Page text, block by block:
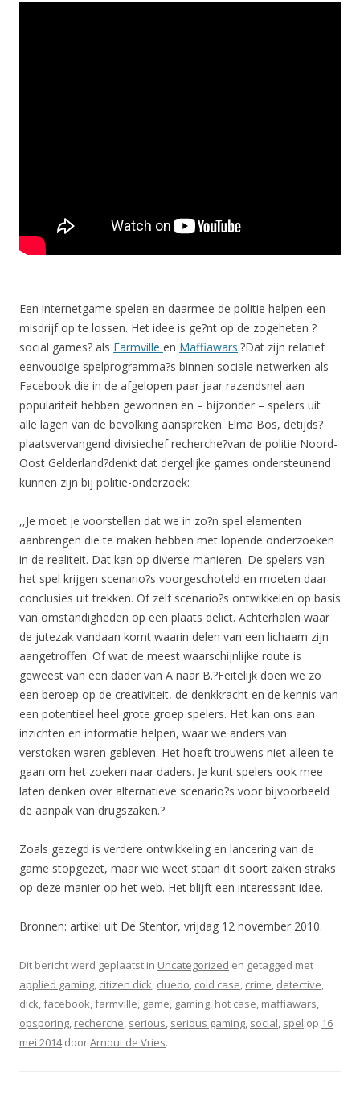
Een internetgame spelen en daarmee de politie helpen een
misdrijf op te lossen. Het idee is ge?nt op de zogeheten ?
social games? als Farmville en Maffiawars.?Dat zijn relatief
eenvoudige spelprogramma?s binnen sociale netwerken als
Facebook die in de afgelopen paar jaar razendsnel aan
populariteit hebben gewonnen en – bijzonder – spelers uit
alle lagen van de bevolking aanspreken. Elma Bos, detijds?
plaatsvervangend divisiechef recherche?van de politie Noord-
Oost Gelderland?denkt dat dergelijke games ondersteunend
kunnen zijn bij politie-onderzoek:
,,Je moet je voorstellen dat we in zo?n spel elementen
aanbrengen die te maken hebben met lopende onderzoeken
in de realiteit. Dat kan op diverse manieren. De spelers van
het spel krijgen scenario?s voorgeschoteld en moeten daar
conclusies uit trekken. Of zelf scenario?s ontwikkelen op basis
van omstandigheden op een plaats delict. Achterhalen waar
de jutezak vandaan komt waarin delen van een lichaam zijn
aangetroffen. Of wat de meest waarschijnlijke route is
geweest van een dader van A naar B.?Feitelijk doen we zo
een beroep op de creativiteit, de denkkracht en de kennis van
een potentieel heel grote groep spelers. Het kan ons aan
inzichten en informatie helpen, waar we anders van
verstoken waren gebleven. Het hoeft trouwens niet alleen te
gaan om het zoeken naar daders. Je kunt spelers ook mee
laten denken over alternatieve scenario?s voor bijvoorbeeld
de aanpak van drugszaken.?
Zoals gezegd is verdere ontwikkeling en lancering van de
game stopgezet, maar wie weet staan dit soort zaken straks
op deze manier op het web. Het blijft een interessant idee.
Bronnen: artikel uit De Stentor, vrijdag 12 november 2010.
Dit bericht werd geplaatst in Uncategorized en getagged met
applied gaming, citizen dick, cluedo, cold case, crime, detective,
dick,facebook,farmville, game, gaming, hot case, maffiawars,
opsporing, recherche, serious, serious gaming, social, spel op 16
mei 2014doorArnout de Vries.